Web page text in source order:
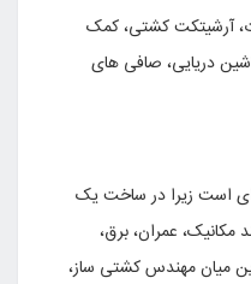
آرشیتکت کشتی، کمک
دریایی، صافی های
است زیرا در ساخت یک
عمران، برق،
میان مهندس کشتی ساز،